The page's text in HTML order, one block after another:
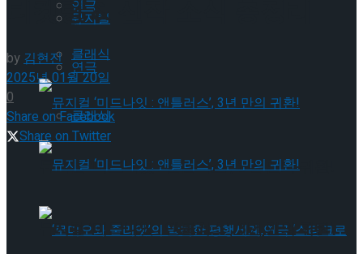
연극
클래식
뮤지컬 ‘미드나잇 : 앤틀러스’, 3년 만의 귀환!
뮤지컬
연극
클래식
뮤지컬 ‘미드나잇 : 앤틀러스’, 3년 만의 귀환!
티켓팅 & 신작 소식 총정리
by김현진
2025년 01월 20일
0
Share on Facebook
Share on Twitter